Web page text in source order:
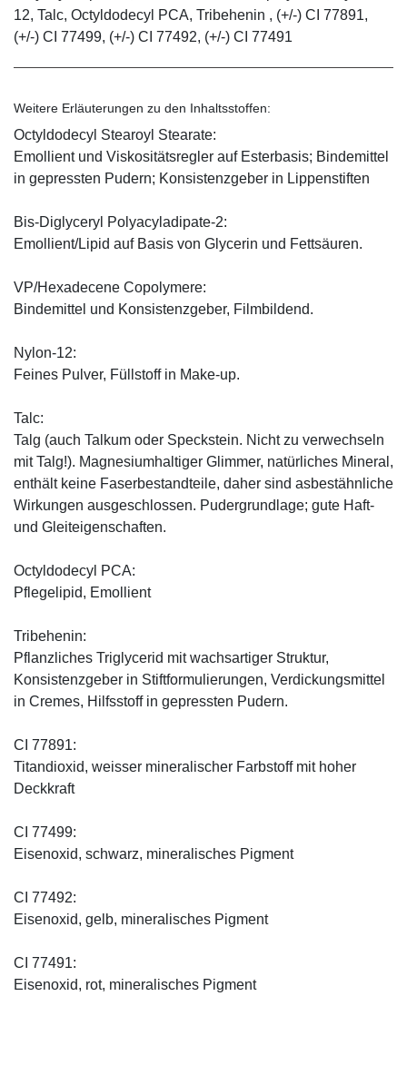
12, Talc, Octyldodecyl PCA, Tribehenin , (+/-) CI 77891,
(+/-) CI 77499, (+/-) CI 77492, (+/-) CI 77491
Weitere Erläuterungen zu den Inhaltsstoffen:
Octyldodecyl Stearoyl Stearate:
Emollient und Viskositätsregler auf Esterbasis; Bindemittel
in gepressten Pudern; Konsistenzgeber in Lippenstiften
Bis-Diglyceryl Polyacyladipate-2:
Emollient/Lipid auf Basis von Glycerin und Fettsäuren.
VP/Hexadecene Copolymere:
Bindemittel und Konsistenzgeber, Filmbildend.
Nylon-12:
Feines Pulver, Füllstoff in Make-up.
Talc:
Talg (auch Talkum oder Speckstein. Nicht zu verwechseln
mit Talg!). Magnesiumhaltiger Glimmer, natürliches Mineral,
enthält keine Faserbestandteile, daher sind asbestähnliche
Wirkungen ausgeschlossen. Pudergrundlage; gute Haft-
und Gleiteigenschaften.
Octyldodecyl PCA:
Pflegelipid, Emollient
Tribehenin:
Pflanzliches Triglycerid mit wachsartiger Struktur,
Konsistenzgeber in Stiftformulierungen, Verdickungsmittel
in Cremes, Hilfsstoff in gepressten Pudern.
CI 77891:
Titandioxid, weisser mineralischer Farbstoff mit hoher
Deckkraft
CI 77499:
Eisenoxid, schwarz, mineralisches Pigment
CI 77492:
Eisenoxid, gelb, mineralisches Pigment
CI 77491:
Eisenoxid, rot, mineralisches Pigment